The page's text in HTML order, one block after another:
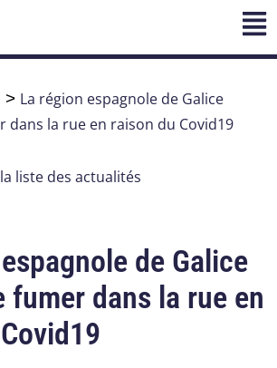
> La région espagnole de Galice
dans la rue en raison du Covid19
liste des actualités
de Galice
fumer dans la rue en